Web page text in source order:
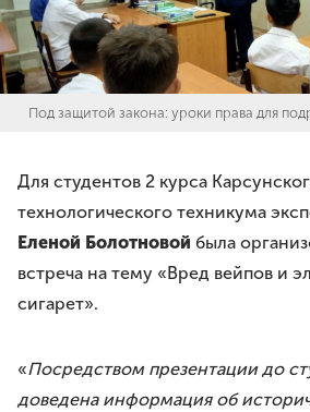
Под защитой закона: уроки права для
Для студентов 2 курса
технологического техникума
Еленой Болотновой была
встреча на тему «Вред вейпов и
сигарет».
«Посредством презентации до
доведена информация об